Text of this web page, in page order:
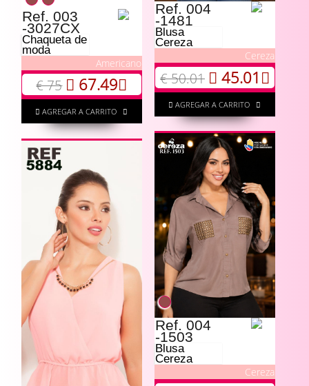
Ref. 003
-3027CX
Chaqueta de
moda
Americano
€ 75 67.49
AGREGAR A CARRITO
Ref. 004
-1481
Blusa
Cereza
Cereza
€ 50.01 45.01
AGREGAR A CARRITO
Ref. 004
-1503
Blusa
Cereza
Cereza